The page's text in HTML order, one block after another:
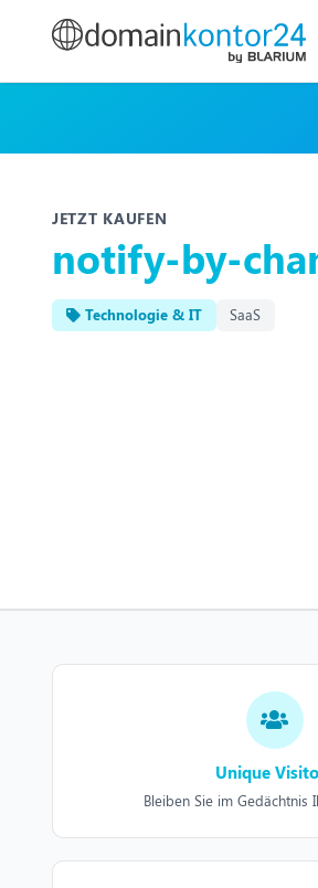
JETZT KAUFEN
notify-by-
Technologie & IT SaaS
Unique
Bleiben Sie im Gedächtnis